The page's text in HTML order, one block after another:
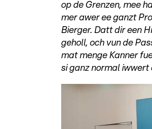
op de Grenzen, mee
mer awer ee ganzt
Bierger. Datt dir een
geholl, och vun de
mat menge Kanner
si ganz normal iwwert